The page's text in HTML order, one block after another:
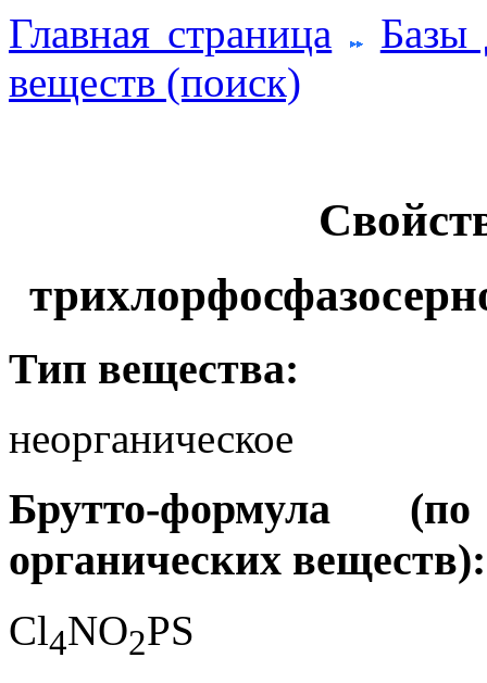
Главная страница
Базы
веществ (поиск)
Тип вещества:
неорганическое
Брутто-формула
органических веществ):
Cl4NO2PS